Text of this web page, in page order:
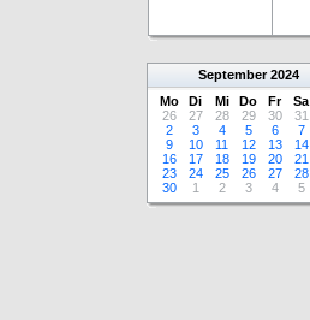
September 2024
Mo
Di Mi Do Fr Sa
26
27 28 29 30 31
2
3 4 5 6 7
9
10 11 12 13 14
16
17 18 19 20 21
23
24 25 26 27 28
30
1 2 3 4 5